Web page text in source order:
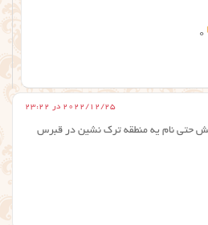
0
2022/12/25 در 23:22
حتی نام یه منطقه ترک نشین در قبرس